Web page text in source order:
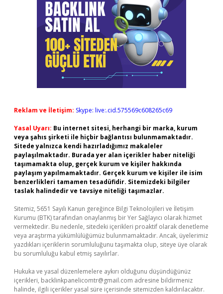
Reklam ve İletişim: Skype: live:.cid.575569c608265c69
Yasal Uyarı: Bu internet sitesi, herhangi bir marka, kurum
veya şahıs şirketi ile hiçbir bağlantısı bulunmamaktadır.
Sitede yalnızca kendi hazırladığımız makaleler
paylaşılmaktadır. Burada yer alan içerikler haber niteliği
taşımamakta olup, gerçek kurum ve kişiler hakkında
paylaşım yapılmamaktadır. Gerçek kurum ve kişiler ile isim
benzerlikleri tamamen tesadüfidir. Sitemizdeki bilgiler
taslak halindedir ve tavsiye niteliği taşımazlar.
Sitemiz, 5651 Sayılı Kanun gereğince Bilgi Teknolojileri ve İletişim
Kurumu (BTK) tarafından onaylanmış bir Yer Sağlayıcı olarak hizmet
vermektedir. Bu nedenle, sitedeki içerikleri proaktif olarak denetleme
veya araştırma yükümlülüğümüz bulunmamaktadır. Ancak, üyelerimiz
yazdıkları içeriklerin sorumluluğunu taşımakta olup, siteye üye olarak
bu sorumluluğu kabul etmiş sayılırlar.
Hukuka ve yasal düzenlemelere aykırı olduğunu düşündüğünüz
içerikleri, backlinkpanelicomtr@gmail.com adresine bildirmeniz
halinde, ilgili içerikler yasal süre içerisinde sitemizden kaldırılacaktır.